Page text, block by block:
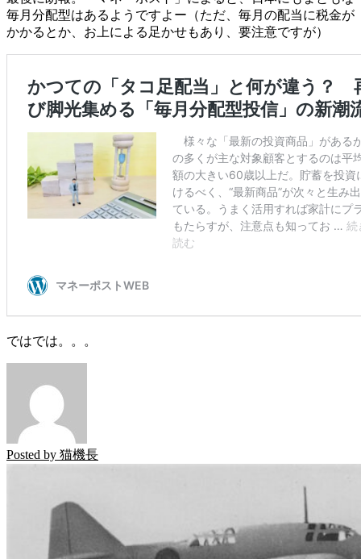
毎月分配型はあるようですよー（ただ、毎月の配当に税金が
かかるとか、お上による足かせもあり、要注意ですが）
ではでは。。。
Posted by 猫機長